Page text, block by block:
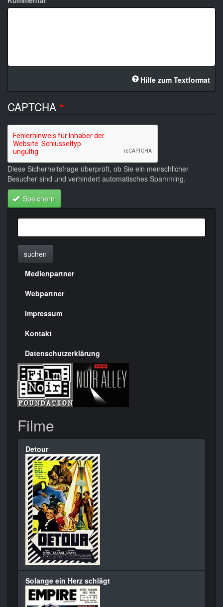
Hilfe zum Textformat
CAPTCHA
Diese Sicherheitsfrage überprüft, ob Sie ein menschlicher
Besucher sind und verhindert automatisches Spamming.
Speichern
suchen
Menülinks
rechte
Seite
Medienpartner
Webpartner
Impressum
Kontakt
Datenschutzerklärung
Filme
Detour
Solange ein Herz schlägt